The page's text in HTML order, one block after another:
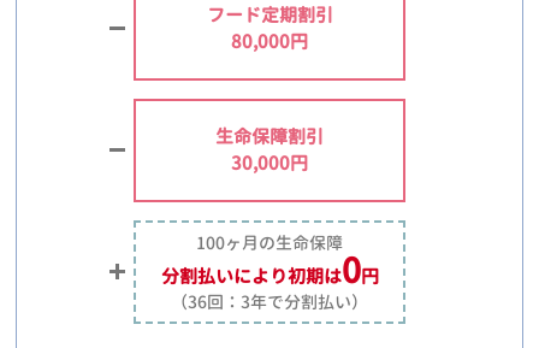
フード定期割引
80,000円
生命保障割引
30,000円
100ヶ月の生命保障
分割払いにより初期は0円
（36回：3年で分割払い）